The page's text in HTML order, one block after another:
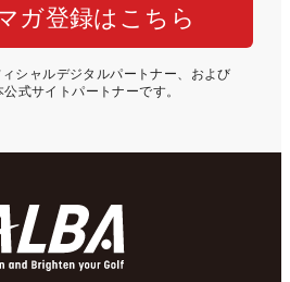
ガ登録はこちら
シャルデジタルパートナー、および
公式サイトパートナーです。